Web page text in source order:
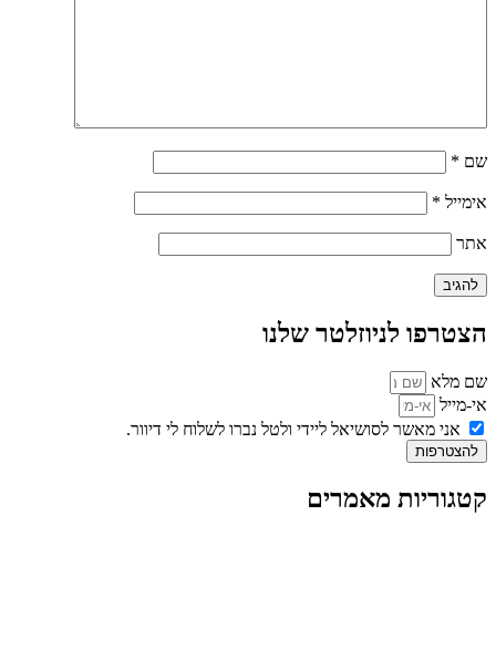
שם *
אימייל *
אתר
הצטרפו לניוזלטר שלנו
שם מלא
אי-מייל
אני מאשר לסושיאל ליידי ולטל נברו לשלוח לי דיוור.
להצטרפות
קטגוריות מאמרים